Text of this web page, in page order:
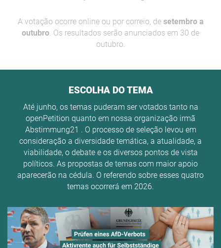
A votação ocorre online ou por correio, de setembro a
outubro. Os resultados serão anunciados em 30 de
outubro.
ESCOLHA DO TEMA
Até junho, os temas puderam ser votados tanto na
openPetition quanto em nossa organização irmã
Abstimmung21 . O processo de seleção levou em
consideração a diversidade temática, a atualidade, a
viabilidade, o debate e os diversos pontos de vista
políticos. As propostas de temas com maior apoio
aparecerão na cédula. O referendo sobre esses quatro
temas ocorrerá em 2026.